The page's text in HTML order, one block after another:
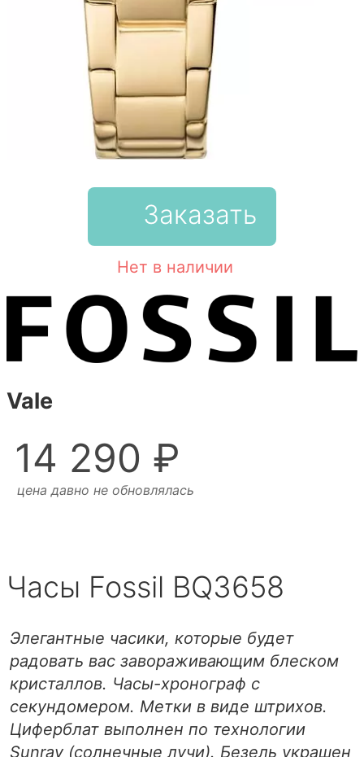
Заказать
Нет в наличии
Vale
14 290 ₽
цена давно не обновлялась
Часы Fossil BQ3658
Элегантные часики, которые будет
радовать вас завораживающим блеском
кристаллов. Часы-хронограф с
секундомером. Метки в виде штрихов.
Циферблат выполнен по технологии
Sunray (солнечные лучи). Безель украшен